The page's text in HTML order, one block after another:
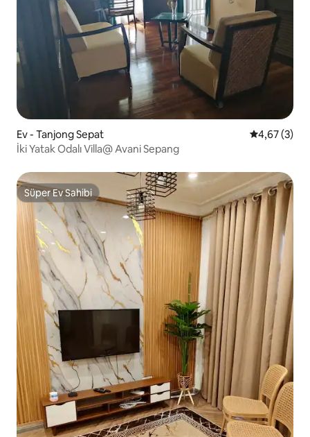
Ev - Tanjong Sepat 5 üzerinden
4,67 (3)
İki Yatak Odalı Villa@ Avani Sepang
Süper Ev Sahibi
Süper Ev Sahibi